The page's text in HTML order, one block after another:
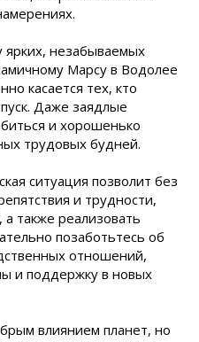
ярких, незабываемых
Марсу в Водолее
касается тех, кто
Даже заядлые
и хорошенько
трудовых будней.
ситуация позволит без
и трудности,
также реализовать
позаботьтесь об
отношений,
и поддержку в новых
влиянием планет, но